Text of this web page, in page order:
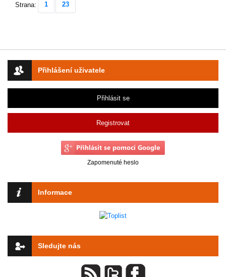
Přihlášení uživatele
Přihlásit se
Registrovat
Zapomenuté heslo
Informace
Sledujte nás
Strana: 1 23